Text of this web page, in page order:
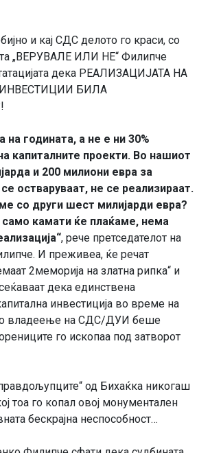
и кај СДС делото го краси, со
„ВЕРУВАЛЕ ИЛИ НЕ“ Филипче
дека РЕАЛИЗАЦИЈАТА НА
БИЛА
на годината, а не е ни 30%
капиталните проекти. Во нашиот
и 200 милиони евра за
остваруваат, не се реализираат.
со други шест милијарди евра?
само камати ќе плаќаме, нема
, рече претседателот на
И преживеа, ќе речат
2меморија на златна рипка“ и
дека единствена
инвестиција во време на
владеење на СДС/ДУИ беше
го ископаа под затворот
од Бихаќка никогаш
тоа го копал овој монументален
бескрајна неспособност…